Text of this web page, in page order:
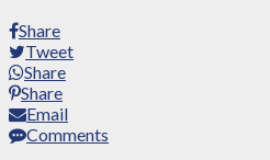
Share
Tweet
Share
Share
Email
Comments